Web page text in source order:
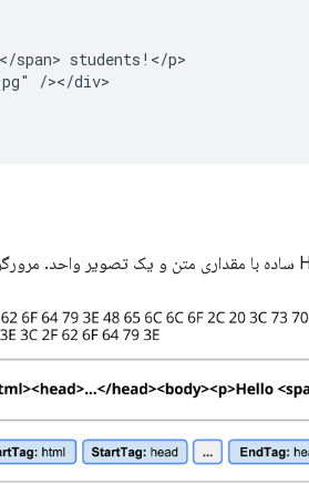
span> students!</p>
/></div>